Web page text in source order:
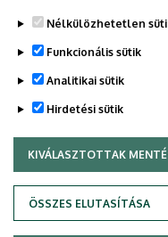
Nélkülözhetetlen
Funkcionális sütik
Analitikai sütik
Hirdetési sütik
KIVÁLASZTOTTAK
ÖSSZES ELUTASÍTÁSA
WITHDRAW CONSENT